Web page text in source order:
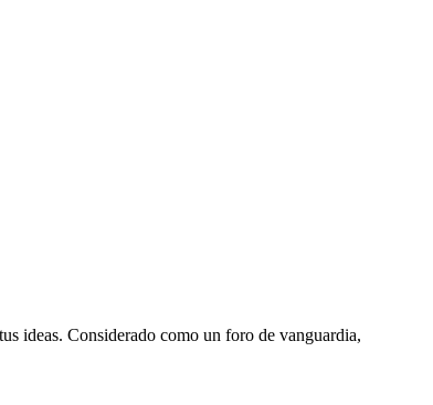
ideas. Considerado como un foro de vanguardia,